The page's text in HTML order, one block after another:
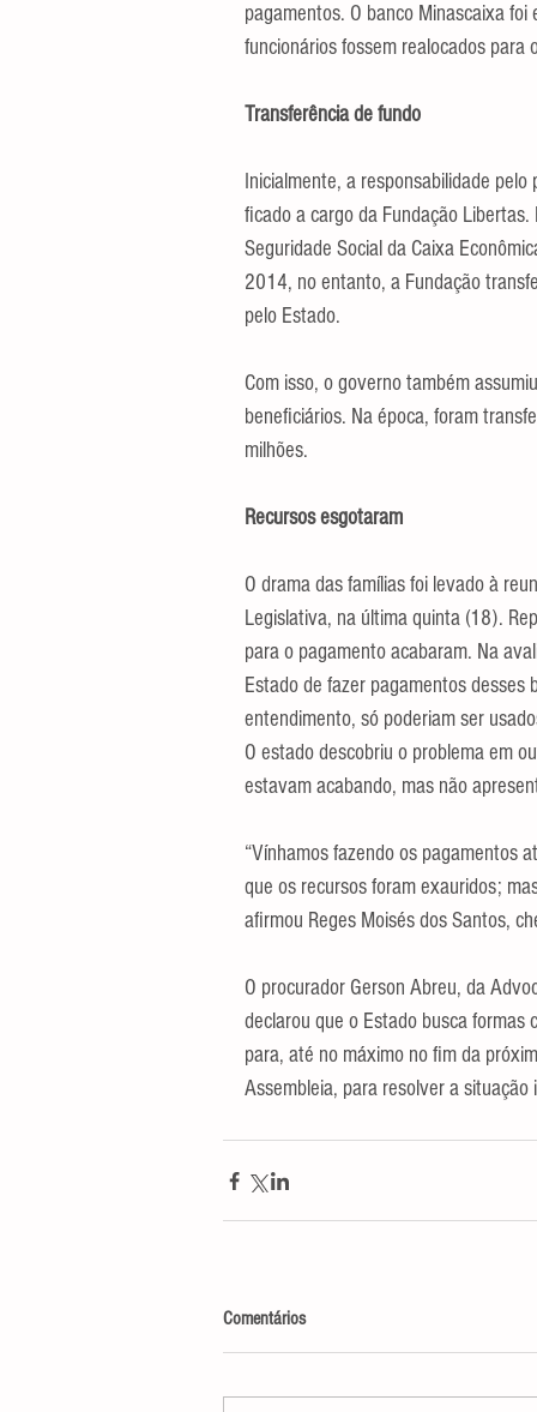
pagamentos. O banco Minascaixa
funcionários fossem realocados
Transferência de fundo
Inicialmente, a responsabilidade
ficado a cargo da Fundação
Seguridade Social da Caixa
2014, no entanto, a Fundação
pelo Estado.
Com isso, o governo também
beneficiários. Na época, foram
milhões.
Recursos esgotaram
O drama das famílias foi levado à
Legislativa, na última quinta (18).
para o pagamento acabaram. Na
Estado de fazer pagamentos desses
entendimento, só poderiam ser
O estado descobriu o problema em
estavam acabando, mas não
“Vínhamos fazendo os pagamentos
que os recursos foram exauridos;
afirmou Reges Moisés dos Santos,
O procurador Gerson Abreu, da
declarou que o Estado busca formas
para, até no máximo no fim da
Assembleia, para resolver a
Comentários